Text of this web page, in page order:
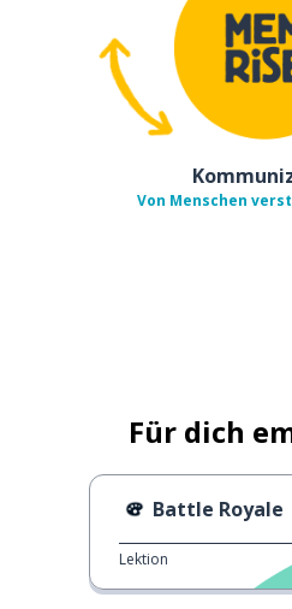
Von Menschen
Für dich
Battle Royale |
Lektion